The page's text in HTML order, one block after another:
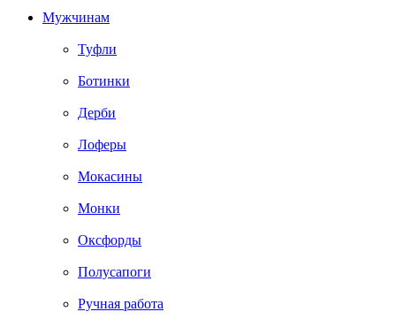
Мужчинам
Туфли
Ботинки
Дерби
Лоферы
Мокасины
Монки
Оксфорды
Полусапоги
Ручная работа